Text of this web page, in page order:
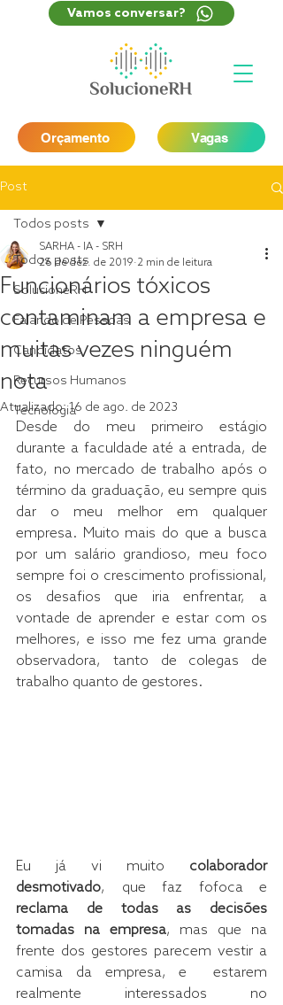
Orçamento Vagas
Vamos conversar?
Post
Todos posts
SolucioneRH
Falando de Pessoas
Candidatos
Recursos Humanos
Tecnologia
Todos posts
Funcionários tóxicos
contaminam a empresa e
muitas vezes ninguém
nota
SARHA - IA - SRH
26 de dez. de 2019 2 min de leitura
Atualizado:16 de ago. de 2023
Desde do meu primeiro estágio
durante a faculdade até a entrada, de
fato, no mercado de trabalho após o
término da graduação, eu sempre quis
dar o meu melhor em qualquer
empresa. Muito mais do que a busca
por um salário grandioso, meu foco
sempre foi o crescimento profissional,
os desafios que iria enfrentar, a
vontade de aprender e estar com os
melhores, e isso me fez uma grande
observadora, tanto de colegas de
trabalho quanto de gestores.
Eu já vi muito colaborador
desmotivado
reclama de todas as decisões
tomadas na empresa, mas que na
frente dos gestores parecem vestir a
camisa da empresa, e  estarem
realmente interessados no